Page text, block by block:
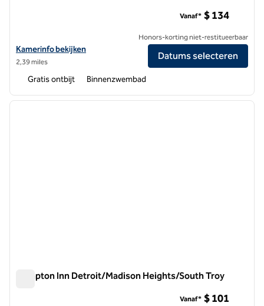
Bekijk hoteldetails voor Embassy Suites by Hilton Detroit Troy
Kamerinfo bekijken
2,39 miles
Vanaf* $ 134
Honors-korting niet-restitueerbaar
Datums selecteren
Gratis ontbijt Binnenzwembad
1 van 12
Hampton Inn Detroit/Madison Heights/South Troy
Vanaf* $ 101